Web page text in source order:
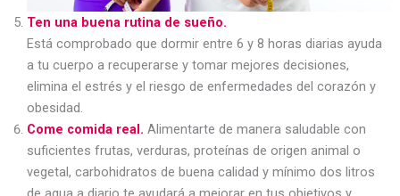
Ten una buena rutina de sueño.
Está comprobado que dormir entre 6 y 8 horas diarias ayuda
a tu cuerpo a recuperarse y tomar mejores decisiones,
elimina el estrés y el riesgo de enfermedades del corazón y
obesidad.
Come comida real. Alimentarte de manera saludable con
suficientes frutas, verduras, proteínas de origen animal o
vegetal, carbohidratos de buena calidad y mínimo dos litros